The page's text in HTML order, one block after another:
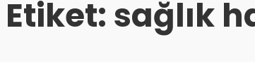
Etiket: sağlık